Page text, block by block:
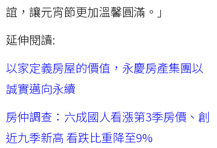
誼，讓元宵節更加溫馨圓滿。」
延伸閱讀:
以家定義房屋的價值，永慶房產集團以
誠實邁向永續
房仲調查：六成國人看漲第3季房價、創
近九季新高 看跌比重降至9%